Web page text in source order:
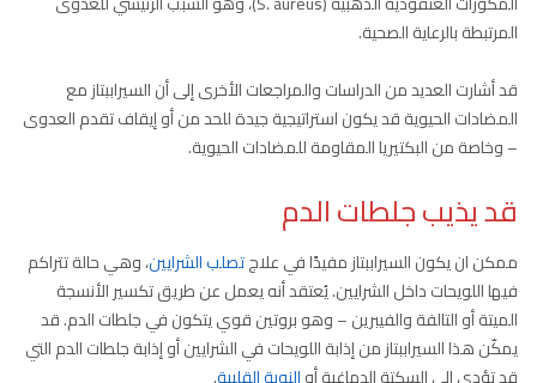
المرتبطة بالرعاية الصحية.
قد أشارت العديد من الدراسات والمراجعات الأخرى إلى أن السيراببتاز مع
المضادات الحيوية قد يكون استراتيجية جيدة للحد من أو إيقاف تقدم العدوى
– وخاصة من البكتيريا المقاومة للمضادات الحيوية.
قد يذيب جلطات الدم
ممكن ان يكون السيراببتاز مفيدًا في علاجتصلب الشرايين، وهي حالة تتراكم
فيها اللويحات داخل الشرايين. يُعتقد أنه يعمل عن طريق تكسير الأنسجة
الميتة أو التالفة والفيبرين – وهو بروتين قوي يتكون في جلطات الدم. قد
يمكّن هذا السيراببتاز من إذابة اللويحات في الشرايين أو إذابة جلطات الدم التي
قد تؤدي إلى السكتة الدماغية أوالنوبة القلبية.